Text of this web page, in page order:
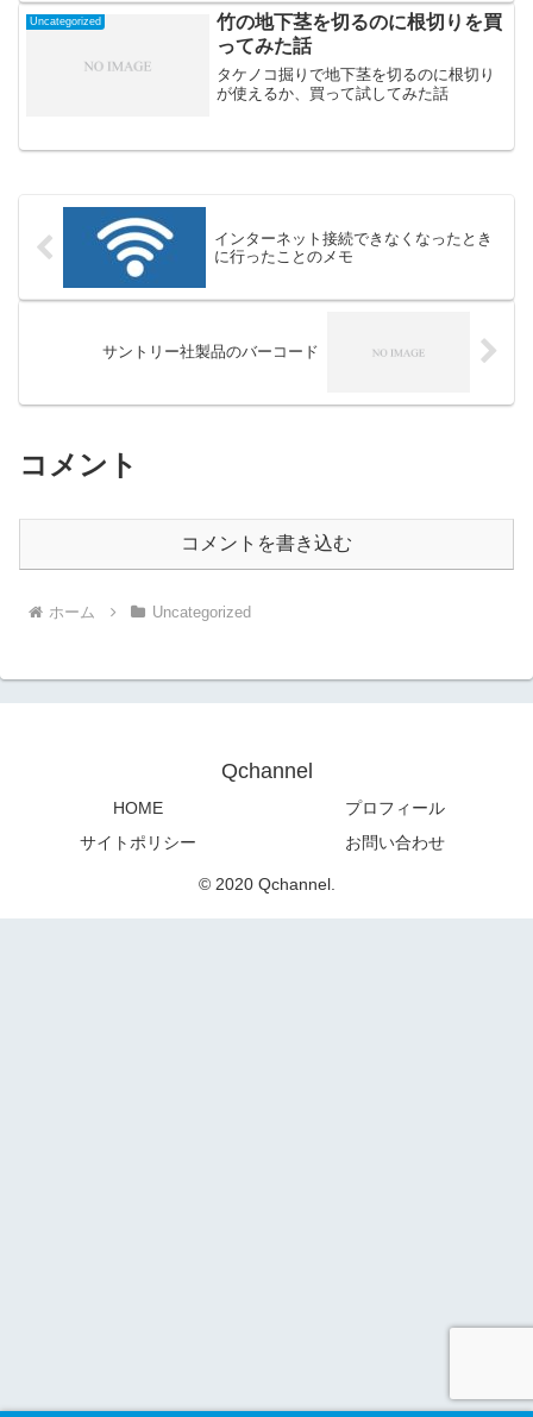
Uncategorized
竹の地下茎を切るのに根切りを買
ってみた話
タケノコ掘りで地下茎を切るのに根切り
が使えるか、買って試してみた話
インターネット接続できなくなったとき
に行ったことのメモ
サントリー社製品のバーコード
コメント
コメントを書き込む
ホーム Uncategorized
Qchannel
HOME
プロフィール
サイトポリシー
お問い合わせ
© 2020 Qchannel.